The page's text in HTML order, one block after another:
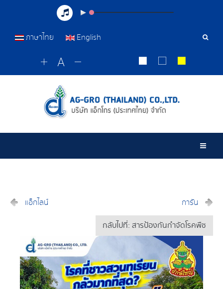
เครื่อ
ภาษาไทย English
แอ็กไลน์ การัน
กลับไปที่: สารป้องกันกำจัดโรคพืช